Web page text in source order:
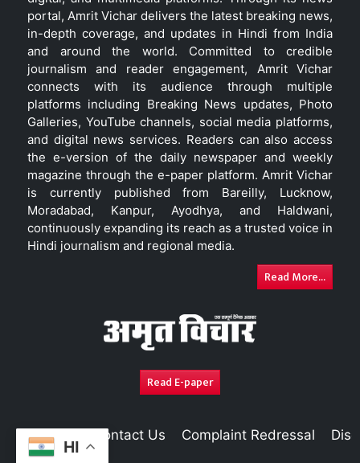
HI
portal, Amrit Vichar delivers the latest breaking news,
in-depth coverage, and updates in Hindi from India
and around the world. Committed to credible
journalism and reader engagement, Amrit Vichar
connects with its audience through multiple
platforms including Breaking News updates, Photo
Galleries, YouTube channels, social media platforms,
and digital news services. Readers can also access
the e-version of the daily newspaper and weekly
magazine through the e-paper platform. Amrit Vichar
is currently published from Bareilly, Lucknow,
Moradabad, Kanpur, Ayodhya, and Haldwani,
continuously expanding its reach as a trusted voice in
Hindi journalism and regional media.
Read More...
Read E-paper
About Us Contact Us Complaint Redressal